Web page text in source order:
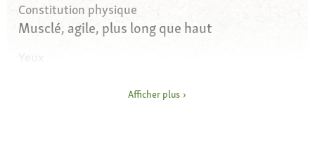
Constitution physique
Musclé, agile, plus long que haut
Yeux
Afficher plus